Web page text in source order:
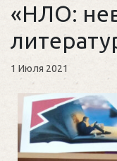
«НЛО:
1 Июля 2021